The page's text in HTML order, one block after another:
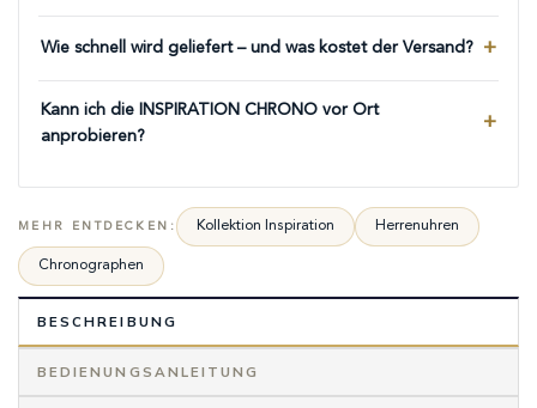
Wie schnell wird geliefert – und was kostet der Versand?
Kann ich die INSPIRATION CHRONO vor Ort
anprobieren?
MEHR ENTDECKEN: Kollektion Inspiration Herrenuhren
Chronographen
BESCHREIBUNG
BEDIENUNGSANLEITUNG